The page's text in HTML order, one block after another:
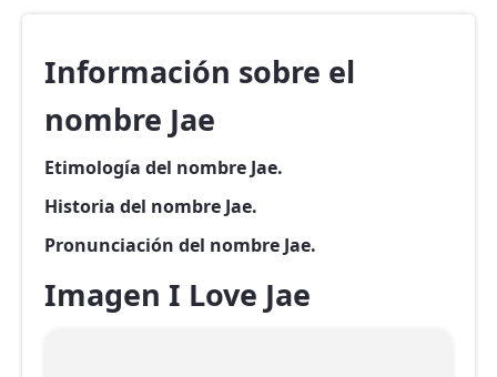
Información sobre el
nombre Jae
Etimología del nombre Jae.
Historia del nombre Jae.
Pronunciación del nombre Jae.
Imagen I Love Jae